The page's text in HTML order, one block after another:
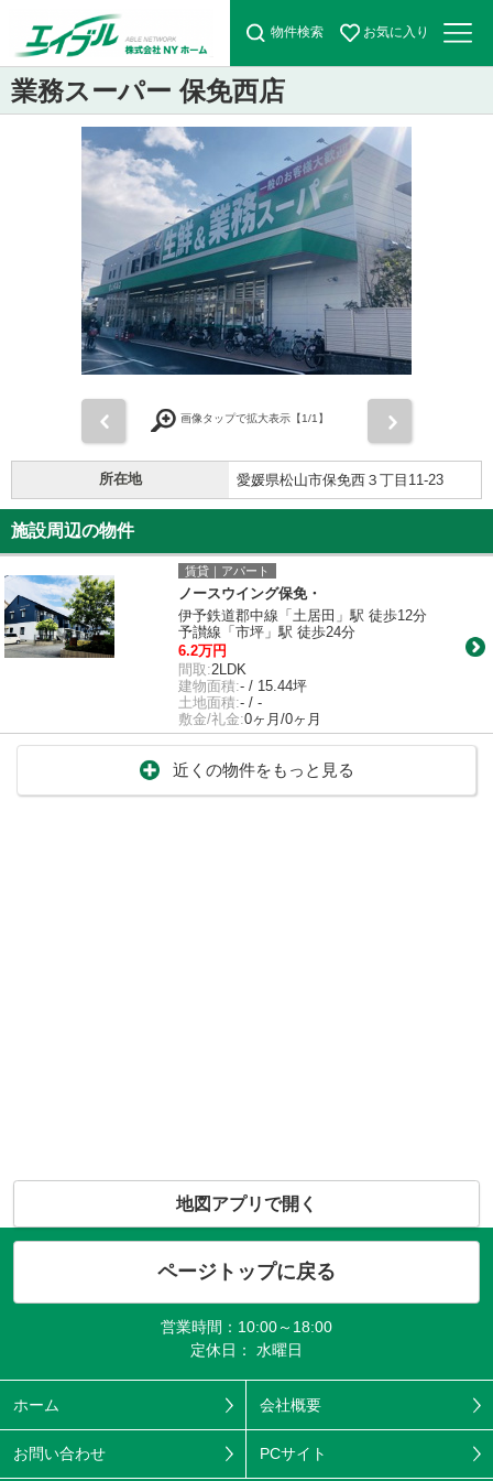
物件検索 お気に入り
業務スーパー 保免西店
画像タップで拡大表示【1/1】
所在地 愛媛県松山市保免西３丁目11-23
施設周辺の物件
賃貸｜アパート
ノースウイング保免・
伊予鉄道郡中線「土居田」駅 徒歩12分
予讃線「市坪」駅 徒歩24分
6.2万円
間取:2LDK
建物面積:- / 15.44坪
土地面積:- / -
敷金/礼金:0ヶ月/0ヶ月
近くの物件をもっと見る
地図アプリで開く
ページトップに戻る
営業時間：10:00～18:00
定休日： 水曜日
ホーム 会社概要
お問い合わせ PCサイト